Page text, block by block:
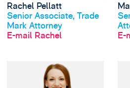
Profil anschauen
Rachel Pellatt
Senior Associate, Trade
Mark Attorney
E-mail Rachel
E-